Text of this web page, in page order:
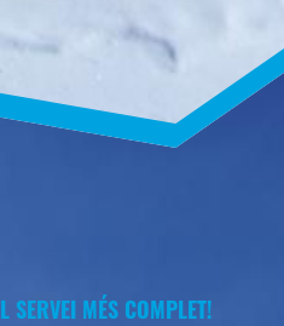
SERVEI MÉS COMPLET!